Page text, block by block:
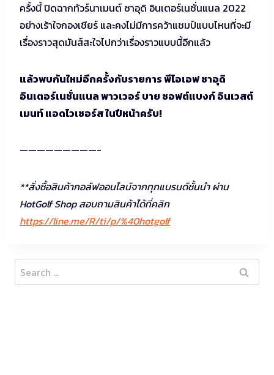
ครั้งนี้ ปิดฉากทัวร์นาเมนต์ ซาอุดิ อินเตอร์เนชั่นแนล 2022
อย่างเร้าใจกองเชียร์ และคงไม่มีการคว้าแชมป์แบบไหนที่จะมี
เรื่องราวสุดมันส์สะใจไปกว่าเรื่องราวแบบนี้อีกแล้ว
แล้วพบกันใหม่อีกครั้งกับรายการ พีไอเอฟ ซาอุดิ
อินเตอร์เนชั่นแนล พาวเวอร์ บาย ซอฟต์แบงก์ อินเวสต์
เมนท์ แอดไวเซอร์ส ในปีหน้าครับ!
—————————-
**สั่งซื้อสินค้ากอล์ฟออนไลน์จากทุกแบรนด์ชั้นนำ ผ่าน
HotGolf Shop สอบถามสินค้าได้ที่คลิก
https://line.me/R/ti/p/%40hotgolf
Search
for: